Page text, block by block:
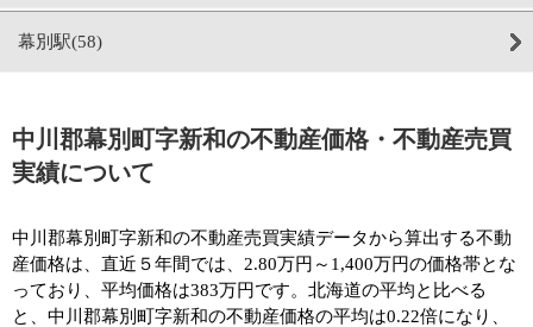
幕別駅(58)
中川郡幕別町字新和の不動産価格・不動産売買
実績について
中川郡幕別町字新和の不動産売買実績データから算出する不動
産価格は、直近５年間では、2.80万円～1,400万円の価格帯とな
っており、平均価格は383万円です。北海道の平均と比べる
と、中川郡幕別町字新和の不動産価格の平均は0.22倍になり、